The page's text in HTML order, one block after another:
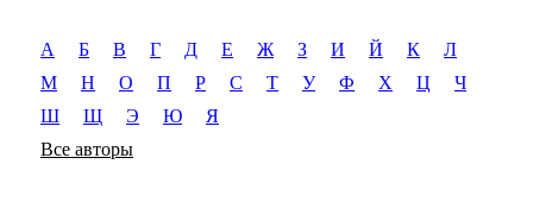
А Б В Г Д Е Ж З И Й К
Л
М
Н О П Р С Т У Ф Х Ц
Ч
Ш
Щ Э Ю
Я
Все авторы